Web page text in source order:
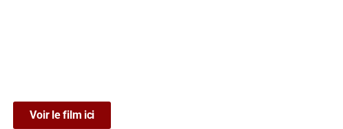
Voir le film ici